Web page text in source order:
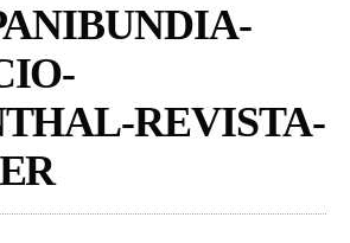
REVISTA-